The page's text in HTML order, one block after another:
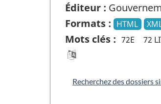
Éditeur :
Formats : HTML
Mots clés : 72E 72
Recherchez des dossiers